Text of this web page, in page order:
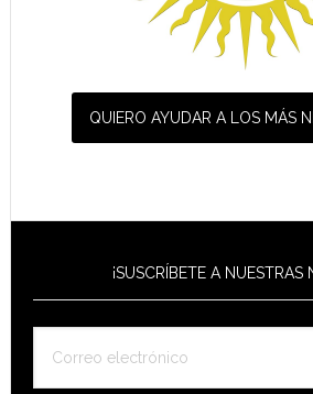
QUIERO AYUDAR A LOS MÁS
¡SUSCRÍBETE A NUESTRAS